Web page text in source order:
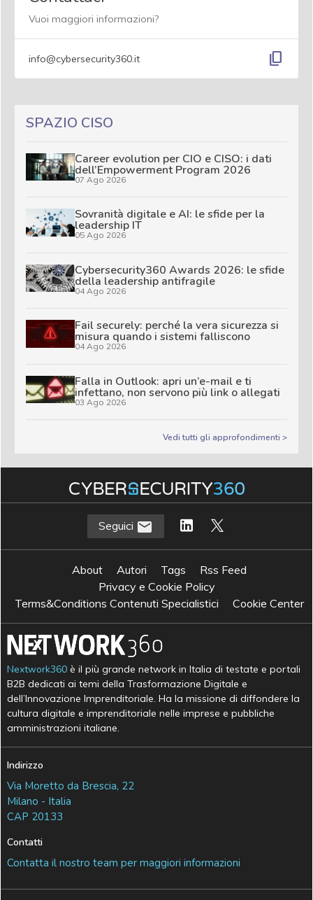
Vuoi maggiori informazioni?
info@cybersecurity360.it content_copy
SPAZIO CISO
Career evolution per CIO e CISO: i dati
dell’Empowerment Program 2026
07 Ago 2026
Sovranità digitale e AI: le sfide per la
leadership IT
05 Ago 2026
Cybersecurity360 Awards 2026: le sfide
della leadership antifragile
04 Ago 2026
Fail securely: perché la vera sicurezza si
misura quando i sistemi falliscono
04 Ago 2026
Falla in Outlook: apri un’e-mail e ti
infettano, non servono più link o allegati
03 Ago 2026
Vedi tutti gli approfondimenti >
Seguici
About Autori Tags
Rss Feed
Privacy e Cookie Policy
Terms&Conditions Contenuti Specialistici
Cookie Center
Nextwork360 è il più grande network in Italia di testate e portali
B2B dedicati ai temi della Trasformazione Digitale e
dell’Innovazione Imprenditoriale. Ha la missione di diffondere la
cultura digitale e imprenditoriale nelle imprese e pubbliche
amministrazioni italiane.
Indirizzo
Via Moretto da Brescia, 22
Milano - Italia
CAP 20133
Contatti
Contatta il nostro team per maggiori informazioni